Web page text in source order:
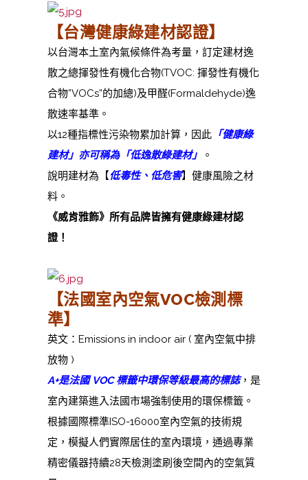
【台灣健康綠建材認證】
以台灣本土室內氣候條件為考量，訂定建材逸
散之總揮發性有機化合物(TVOC: 揮發性有機化
合物”VOCs”的加總)及甲醛(Formaldehyde)逸
散速率基準。
以12種指標性污染物累加計算，因此 「健康綠
建材」亦可稱為「低逸散綠建材」
。
說明建材為【低毒性、低危害】健康風險之材
料 。
《威肯雅飾》所有品牌皆擁有健康綠建材認
證！
【法國室內空氣VOC檢測標
準】
英文：Emissions in indoor air ( 室內空氣中排
放物 )
A+是法國 VOC 標籤中環保等級最高的標誌，是
室內建築進入法國市場強制使用的環保標籤。
根據國際標準ISO-16000室內空氣的技術規
定，模擬人們實際居住的室內環境，通過專業
精密儀器持續28天檢測塗刷後空間內的空氣質